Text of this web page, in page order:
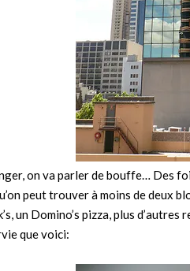
on va parler de bouffe… Des
peut trouver à moins de deux
un Domino’s pizza, plus
que voici: